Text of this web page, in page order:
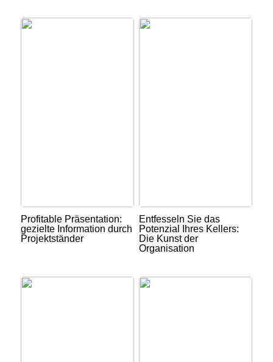
Profitable Präsentation:
gezielte Information durch
Projektständer
Entfesseln Sie das
Potenzial Ihres Kellers:
Die Kunst der
Organisation